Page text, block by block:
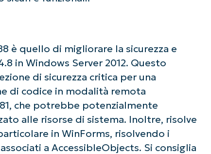
è quello di migliorare la sicurezza e
in Windows Server 2012. Questo
di sicurezza critica per una
di codice in modalità remota
che potrebbe potenzialmente
alle risorse di sistema. Inoltre, risolve
in WinForms, risolvendo i
a AccessibleObjects. Si consiglia
Iniziate con le analisi KB guidate dall'AI di
alcuna carta di credito e si ha accesso